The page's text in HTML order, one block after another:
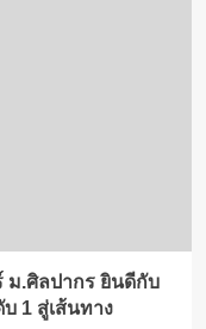
ม.ศิลปากร ยินดีกับ
1 สู่เส้นทาง